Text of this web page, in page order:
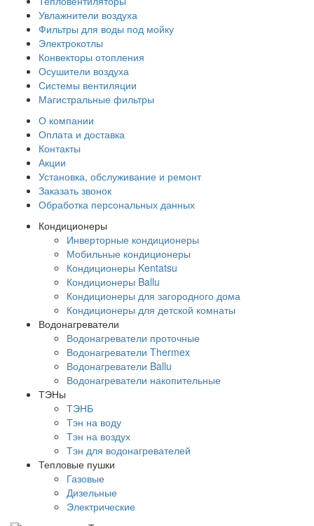
Увлажнители воздуха
Фильтры для воды под мойку
Электрокотлы
Конвекторы отопления
Осушители воздуха
Системы вентиляции
Магистральные фильтры
О компании
Оплата и доставка
Контакты
Акции
Установка, обслуживание и ремонт
Заказать звонок
Обработка персональных данных
Кондиционеры
Инверторные кондиционеры
Мобильные кондиционеры
Кондиционеры Kentatsu
Кондиционеры Ballu
Кондиционеры для загородного дома
Кондиционеры для детской комнаты
Водонагреватели
Водонагреватели проточные
Водонагреватели Thermex
Водонагреватели Ballu
Водонагреватели накопительные
ТЭНы
ТЭНБ
Тэн на воду
Тэн на воздух
Тэн для водонагревателей
Тепловые пушки
Газовые
Дизельные
Электрические